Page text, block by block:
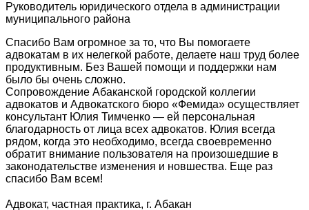
Руководитель юридического отдела в администрации
муниципального района
Спасибо Вам огромное за то, что Вы помогаете
адвокатам в их нелегкой работе, делаете наш труд более
продуктивным. Без Вашей помощи и поддержки нам
было бы очень сложно.
Сопровождение Абаканской городской коллегии
адвокатов и Адвокатского бюро «Фемида» осуществляет
консультант Юлия Тимченко — ей персональная
благодарность от лица всех адвокатов. Юлия всегда
рядом, когда это необходимо, всегда своевременно
обратит внимание пользователя на произошедшие в
законодательстве изменения и новшества. Еще раз
спасибо Вам всем!
Адвокат, частная практика, г. Абакан